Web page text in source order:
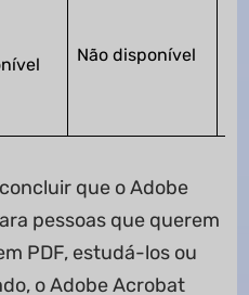
Não disponível
que o Adobe
pessoas que querem
PDF, estudá-los ou
o Adobe Acrobat